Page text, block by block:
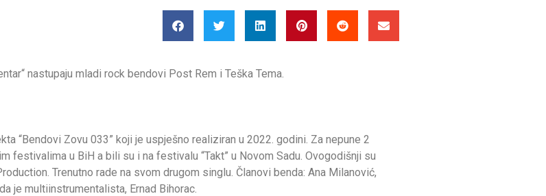
nastupaju mladi rock bendovi Post Rem i Teška Tema.
“Bendovi Zovu 033” koji je uspješno realiziran u 2022. godini. Za nepune 2
festivalima u BiH a bili su i na festivalu “Takt” u Novom Sadu. Ovogodišnji su
Trenutno rade na svom drugom singlu. Članovi benda: Ana Milanović,
je multiinstrumentalista, Ernad Bihorac.